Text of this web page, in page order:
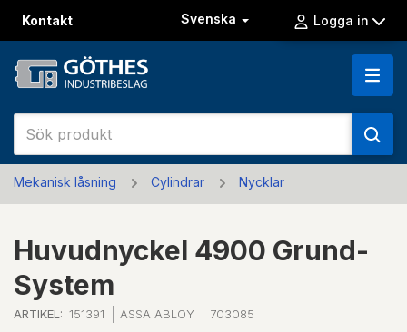
Kontakt Svenska Logga in
Mekanisk låsning Cylindrar Nycklar
Huvudnyckel 4900 Grund-
System
ARTIKEL: 151391 ASSA ABLOY 703085